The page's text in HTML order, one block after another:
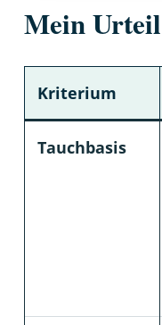
Mein
Kriterium
Tauchbasis